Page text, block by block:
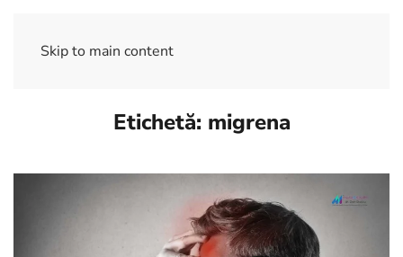
Skip to main content
Etichetă: migrena